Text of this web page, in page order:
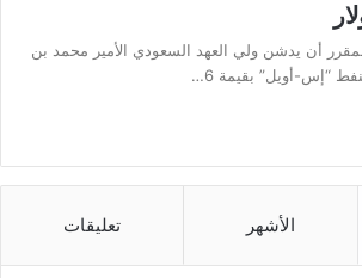
أن يدشن ولي العهد السعودي الأمير محمد بن
“إس-أويل” بقيمة 6…
الأشهر تعليقات